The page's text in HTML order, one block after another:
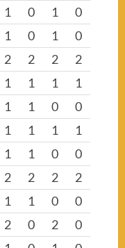
1 0 1
0
1 0 1
0
2 2 2
2
1 1 1
1
1 1 0
0
1 1 1
1
1 1 0
0
2 2 2
2
1 1 0
0
2 0 2
0